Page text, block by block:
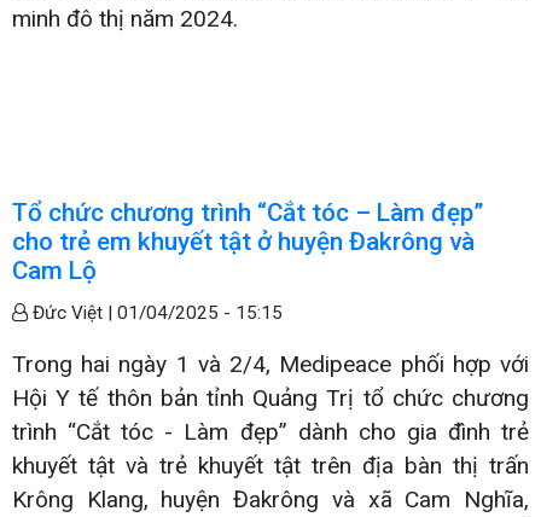
minh đô thị năm 2024.
Tổ chức chương trình “Cắt tóc – Làm đẹp”
cho trẻ em khuyết tật ở huyện Đakrông và
Cam Lộ
Đức Việt | 01/04/2025 - 15:15
Trong hai ngày 1 và 2/4, Medipeace phối hợp với
Hội Y tế thôn bản tỉnh Quảng Trị tổ chức chương
trình “Cắt tóc - Làm đẹp” dành cho gia đình trẻ
khuyết tật và trẻ khuyết tật trên địa bàn thị trấn
Krông Klang, huyện Đakrông và xã Cam Nghĩa,